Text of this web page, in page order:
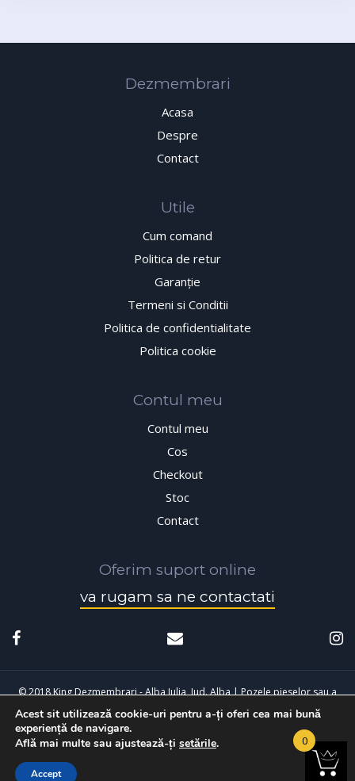
Dezmembrari
Acasa
Despre
Contact
Utile
Cum comand
Politica de retur
Garanţie
Termeni si Conditii
Politica de confidentialitate
Politica cookie
Contul meu
Contul meu
Cos
Checkout
Stoc
Contact
Oferim suport online
va rugam sa ne contactati
© 2018 King Dezmembrari - Alba Iulia, Jud. Alba | Pozele pieselor sau a
masinilor sunt cu titlu de prezentare, pot exista diferente fata de cele
Acest sit utilizează cookie-uri pentru a-ți oferi cea mai bună
experiență de navigare.
Află mai multe sau ajustează-ți setările.
Accept
0